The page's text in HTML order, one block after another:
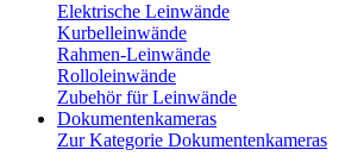
Elektrische Leinwände
Kurbelleinwände
Rahmen-Leinwände
Rolloleinwände
Zubehör für Leinwände
Dokumentenkameras
Zur Kategorie Dokumentenkameras